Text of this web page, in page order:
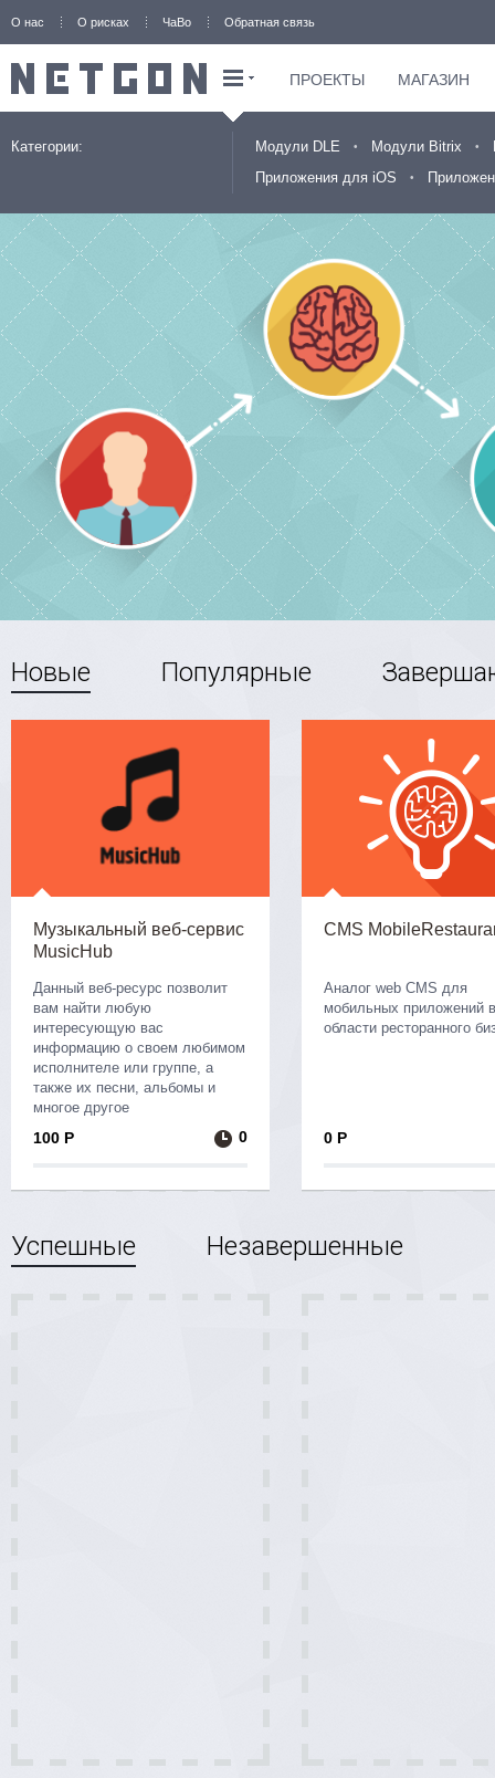
О нас О рисках ЧаВо Обратная связь
ПРОЕКТЫ МАГАЗИН
Категории: Модули DLE Модули Bitrix
Приложения для iOS
Новые Популярные
Музыкальный веб-сервис
MusicHub
Данный веб-ресурс позволит
вам найти любую
интересующую вас
информацию о своем любимом
исполнителе или группе, а
также их песни, альбомы и
многое другое
100 Р 0
CMS
Аналог web CMS для
мобильных приложений в
области ресторанного
0 Р
Успешные Незавершенные